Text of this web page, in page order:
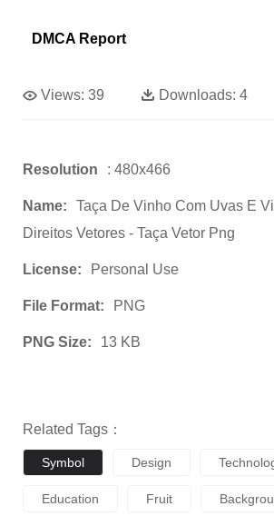
DMCA Report
Views: 39 Downloads: 4
Resolution : 480x466
Name:
Taça De Vinho Com Uvas E
Direitos Vetores - Taça Vetor Png
License: Personal Use
File Format: PNG
PNG Size: 13 KB
Related Tags：
Symbol Design
Education Fruit